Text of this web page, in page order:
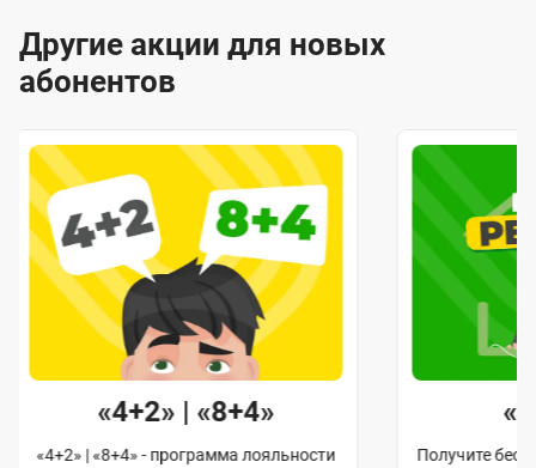
Другие акции для новых
абонентов
«4+2» | «8+4»
«4+2» | «8+4» - программа лояльности
Получите